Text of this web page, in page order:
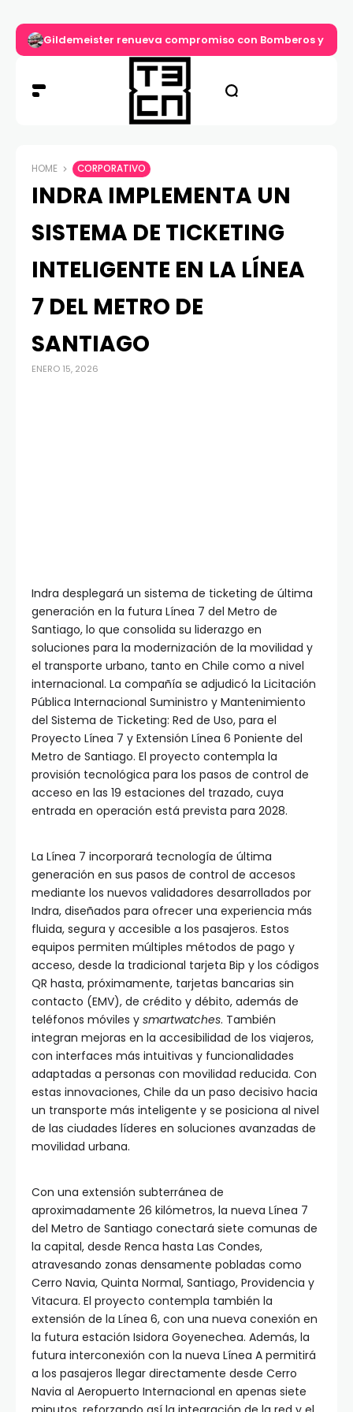
Gildemeister renueva compromiso con Bomberos y
HOME CORPORATIVO
INDRA IMPLEMENTA UN
SISTEMA DE TICKETING
INTELIGENTE EN LA LÍNEA
7 DEL METRO DE
SANTIAGO
ENERO 15, 2026
Indra desplegará un sistema de ticketing de última
generación en la futura Línea 7 del Metro de
Santiago, lo que consolida su liderazgo en
soluciones para la modernización de la movilidad y
el transporte urbano, tanto en Chile como a nivel
internacional. La compañía se adjudicó la Licitación
Pública Internacional Suministro y Mantenimiento
del Sistema de Ticketing: Red de Uso, para el
Proyecto Línea 7 y Extensión Línea 6 Poniente del
Metro de Santiago. El proyecto contempla la
provisión tecnológica para los pasos de control de
acceso en las 19 estaciones del trazado, cuya
entrada en operación está prevista para 2028.
La Línea 7 incorporará tecnología de última
generación en sus pasos de control de accesos
mediante los nuevos validadores desarrollados por
Indra, diseñados para ofrecer una experiencia más
fluida, segura y accesible a los pasajeros. Estos
equipos permiten múltiples métodos de pago y
acceso, desde la tradicional tarjeta Bip y los códigos
QR hasta, próximamente, tarjetas bancarias sin
contacto (EMV), de crédito y débito, además de
teléfonos móviles y smartwatches. También
integran mejoras en la accesibilidad de los viajeros,
con interfaces más intuitivas y funcionalidades
adaptadas a personas con movilidad reducida. Con
estas innovaciones, Chile da un paso decisivo hacia
un transporte más inteligente y se posiciona al nivel
de las ciudades líderes en soluciones avanzadas de
movilidad urbana.
Con una extensión subterránea de
aproximadamente 26 kilómetros, la nueva Línea 7
del Metro de Santiago conectará siete comunas de
la capital, desde Renca hasta Las Condes,
atravesando zonas densamente pobladas como
Cerro Navia, Quinta Normal, Santiago, Providencia y
Vitacura. El proyecto contempla también la
extensión de la Línea 6, con una nueva conexión en
la futura estación Isidora Goyenechea. Además, la
futura interconexión con la nueva Línea A permitirá
a los pasajeros llegar directamente desde Cerro
Navia al Aeropuerto Internacional en apenas siete